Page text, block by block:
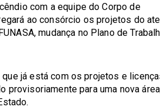
com a equipe do Corpo de
ao consórcio os projetos do
mudança no Plano de
já está com os projetos e
provisoriamente para uma nova